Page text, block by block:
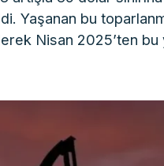
Yaşanan bu
Nisan 2025’ten